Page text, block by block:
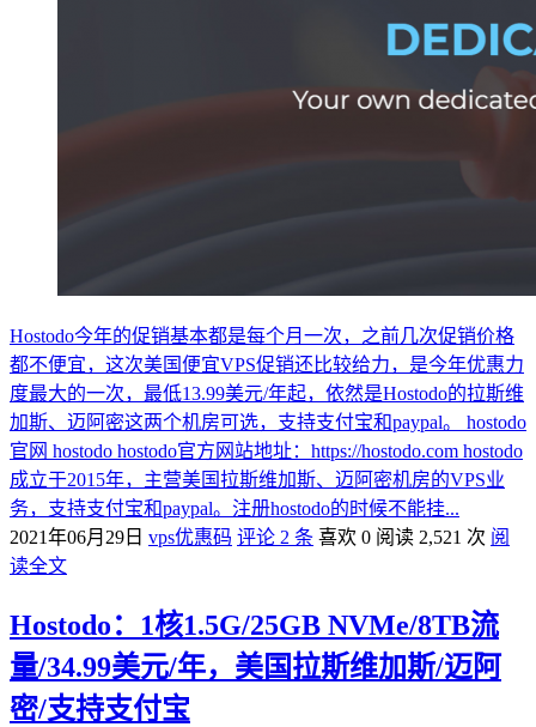
Hostodo今年的促销基本都是每个月一次，之前几次促销价格
都不便宜，这次美国便宜VPS促销还比较给力，是今年优惠力
度最大的一次，最低13.99美元/年起，依然是Hostodo的拉斯维
加斯、迈阿密这两个机房可选，支持支付宝和paypal。 hostodo
官网 hostodo hostodo官方网站地址：https://hostodo.com hostodo
成立于2015年，主营美国拉斯维加斯、迈阿密机房的VPS业
务，支持支付宝和paypal。注册hostodo的时候不能挂...
2021年06月29日 vps优惠码 评论 2 条 喜欢 0 阅读 2,521 次 阅
读全文
Hostodo：1核1.5G/25GB NVMe/8TB流
量/34.99美元/年，美国拉斯维加斯/迈阿
密/支持支付宝